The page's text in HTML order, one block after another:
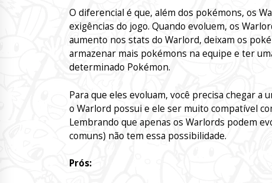
O diferencial é que, além dos pokémons, os
exigências do jogo. Quando evoluem, os
aumento nos stats do Warlord, deixam os
armazenar mais pokémons na equipe e ter
determinado Pokémon.
Para que eles evoluam, você precisa chegar
o Warlord possui e ele ser muito compatível
Lembrando que apenas os Warlords podem
comuns) não tem essa possibilidade.
Prós: